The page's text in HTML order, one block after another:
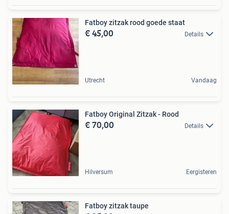
Fatboy zitzak rood goede staat
€ 45,00 Details
Utrecht Vandaag
Fatboy Original Zitzak - Rood
€ 70,00 Details
Hilversum Eergisteren
Fatboy zitzak taupe